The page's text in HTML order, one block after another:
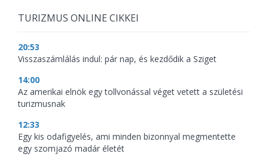
TURIZMUS ONLINE CIKKEI
20:53
Visszaszámlálás indul: pár nap, és kezdődik a Sziget
14:00
Az amerikai elnök egy tollvonással véget vetett a születési
turizmusnak
12:33
Egy kis odafigyelés, ami minden bizonnyal megmentette
egy szomjazó madár életét